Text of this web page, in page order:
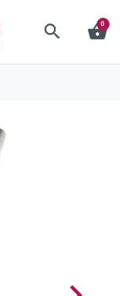
search shopping_basket
0